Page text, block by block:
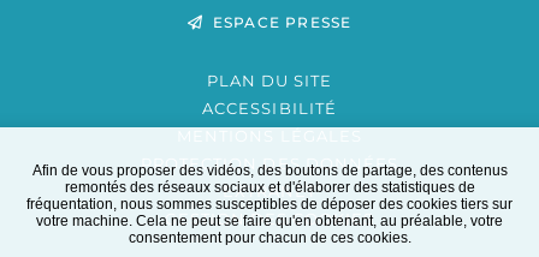
Afin de vous proposer des vidéos, des boutons de partage, des contenus
remontés des réseaux sociaux et d'élaborer des statistiques de
fréquentation, nous sommes susceptibles de déposer des cookies tiers sur
votre machine. Cela ne peut se faire qu'en obtenant, au préalable, votre
consentement pour chacun de ces cookies.
ESPACE PRESSE
PLAN DU SITE
ACCESSIBILITÉ
PROTECTION DES DONNÉES
EXTRANET
GESTION DES COOKIES